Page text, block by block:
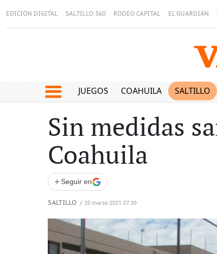
EDICIÓN DIGITAL SALTILLO 360 RODEO CAPITAL EL GUARDIÁN
JUEGOS COAHUILA SALTILLO
Sin medidas
Coahuila
+ Seguir en
SALTILLO / 20 marzo 2021 07:39